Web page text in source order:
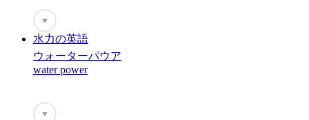
♥
水力の英語
ウォーターパウア
water power
♥